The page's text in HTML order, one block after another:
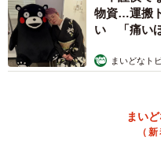
りしています。要するに
金に糸目を付けないご家
ただ、中学受験をするお
（中学受験塾に）通って
よく考えずに受験塾にお
いらっしゃいます。そう
物資…運搬
い 「痛い
まいどなト
まい
（